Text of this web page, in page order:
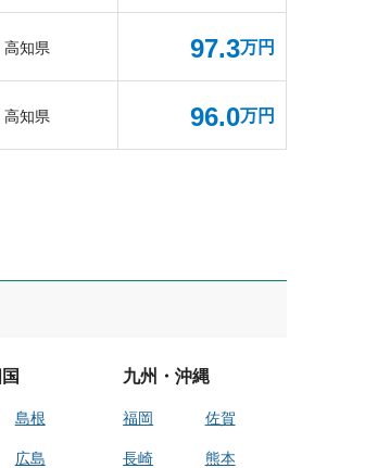
高知県 97.3万円
高知県 96.0万円
島根
広島
九州・沖縄
福岡 佐賀
長崎 熊本